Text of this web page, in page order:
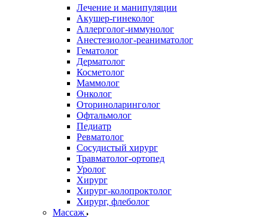
Лечение и манипуляции
Акушер-гинеколог
Аллерголог-иммунолог
Анестезиолог-реаниматолог
Гематолог
Дерматолог
Косметолог
Маммолог
Онколог
Оториноларинголог
Офтальмолог
Педиатр
Ревматолог
Сосудистый хирург
Травматолог-ортопед
Уролог
Хирург
Хирург-колопроктолог
Хирург, флеболог
Массаж